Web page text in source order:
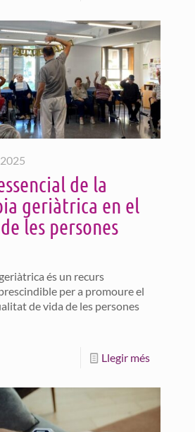
de la
geriàtrica en el
les persones
és un recurs
per a promoure el
de vida de les persones
Llegir més